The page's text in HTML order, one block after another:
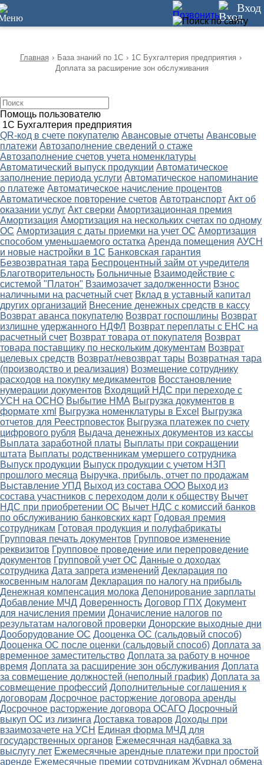
12 Вход
Главная › База знаний по 1С › 1С Бухгалтерия предприятия ›
Доплата за расширение зон обслуживания
Помощь пользователю
1С Бухгалтерия предприятия
QR-код в счете покупателю Авансовые отчеты Авансовые
платежи Автозаполнение сведений о стаже
Автозаполнение счетов учета номенклатуры
Автоматический выпуск продукции Автоматическое
заполнение периода услуги Автоматическое напоминание
о платеже Автоматическое начисление процентов
Автоматическое повторение счетов Автотранспорт Акт об
оказании услуг Акт сверки Амортизационная премия
Амортизация Амортизация на нескольких счетах по одному
ОС Амортизация с даты приемки на учет ОС Амортизация
способом уменьшаемого остатка Аренда помещения АУСН
и новые настройки в 1С Банковская гарантия
Безвозвратная тара Беспроцентный займ от учредителя
Благотворительность Больничные Взаимодействие с
системой "Платон" Взаимозачет задолженности Взнос
наличными на расчетный счет Вклад в уставный капитал
других организаций Внесение денежных средств в кассу
Возврат аванса покупателю Возврат госпошлины Возврат
излишне удержанного НДФЛ Возврат переплаты с ЕНС на
расчетный счет Возврат товара от покупателя Возврат
товара поставщику по нескольким документам Возврат
целевых средств Возврат/невозврат тары Возвратная тара
(производство и реализация) Возмещение сотруднику
расходов на покупку медикаментов Восстановление
нумерации документов Входящий НДС при переходе с
УСН на ОСНО Выбытие НМА Выгрузка документов в
формате xml Выгрузка номенклатуры в Excel Выгрузка
отчетов для Реестрповесток Выгрузка платежек по счету
цифрового рубля Выдача денежных документов из кассы
Выплата заработной платы Выплаты при сокращении
штата Выплаты родственникам умершего сотрудника
Выпуск продукции Выпуск продукции с учетом НЗП
прошлого месяца Выручка, прибыль, отчет по продажам
Выставление УПД Выход из состава ООО Выход из
состава участников с переходом доли к обществу Вычет
НДС при приобретении ОС Вычет НДС с комиссий банков
по обслуживанию банковских карт Годовая премия
сотрудникам Готовая продукция и полуфабрикаты
Групповая печать документов Групповое изменение
реквизитов Групповое проведение или перепроведение
документов Групповой учет ОС Данные о доходах
сотрудника Дата запрета изменений Декларация по
косвенным налогам Декларация по налогу на прибыль
Денежная компенсация молока Депонирование зарплаты
Добавление МЧД Доверенность Договор ГПХ Документ
для начисления премии Доначисление налогов по
результатам налоговой проверки Донорские выходные дни
Дооборудование ОС Дооценка ОС (сальдовый способ)
Дооценка ОС после оценки (сальдовый способ) Доплата за
временное заместительство Доплата за работу в ночное
время Доплата за расширение зон обслуживания Доплата
за совмещение должностей (неполный график) Доплата за
совмещение профессий Дополнительные соглашения к
договорам Досрочное расторжение договора аренды
Досрочное расторжение договора ОСАГО Досрочный
выкуп ОС из лизинга Доставка товаров Доходы при
взаимозачете на УСН Единая форма МЧД для
государственных органов Ежемесячная надбавка за
выслугу лет Ежемесячные арендные платежи при простой
аренде Ежемесячные премии сотрудникам Журнал обмена